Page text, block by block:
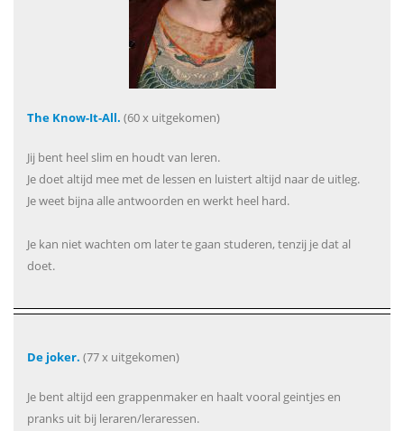
The Know-It-All. (60 x uitgekomen)
Jij bent heel slim en houdt van leren.
Je doet altijd mee met de lessen en luistert altijd naar de uitleg.
Je weet bijna alle antwoorden en werkt heel hard.
Je kan niet wachten om later te gaan studeren, tenzij je dat al
doet.
De joker. (77 x uitgekomen)
Je bent altijd een grappenmaker en haalt vooral geintjes en
pranks uit bij leraren/leraressen.